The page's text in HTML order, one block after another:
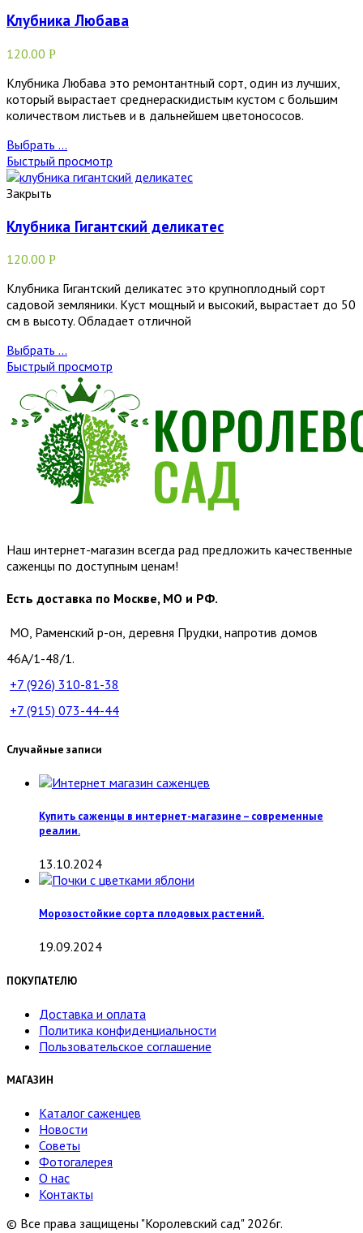
Клубника Любава
120.00 Р
Клубника Любава это ремонтантный сорт, один из лучших,
который вырастает среднераскидистым кустом с большим
количеством листьев и в дальнейшем цветонососов.
Выбрать ...
Быстрый просмотр
Закрыть
Клубника Гигантский деликатес
120.00 Р
Клубника Гигантский деликатес это крупноплодный сорт
садовой земляники. Куст мощный и высокий, вырастает до 50
см в высоту. Обладает отличной
Выбрать ...
Быстрый просмотр
Наш интернет-магазин всегда рад предложить качественные
саженцы по доступным ценам!
Есть доставка по Москве, МО и РФ.
МО, Раменский р-он, деревня Прудки, напротив домов
46А/1-48/1.
+7 (926) 310-81-38
+7 (915) 073-44-44
Случайные записи
Купить саженцы в интернет-магазине – современные
реалии.
13.10.2024
Морозостойкие сорта плодовых растений.
19.09.2024
ПОКУПАТЕЛЮ
Доставка и оплата
Политика конфиденциальности
Пользовательское соглашение
МАГАЗИН
Каталог саженцев
Новости
Советы
Фотогалерея
О нас
Контакты
© Все права защищены "Королевский сад" 2026г.